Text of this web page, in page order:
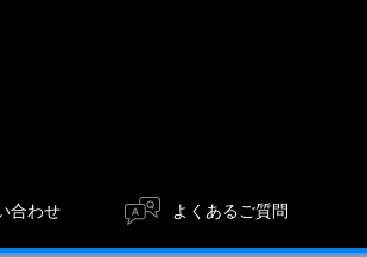
合わせ よくあるご質問